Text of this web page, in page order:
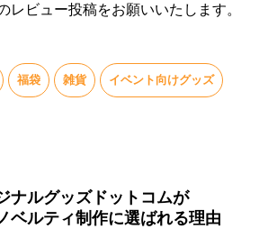
レビュー投稿をお願いいたします。
福袋 雑貨 イベント向けグッズ
ナルグッズドットコムが
ベルティ制作に選ばれる理由